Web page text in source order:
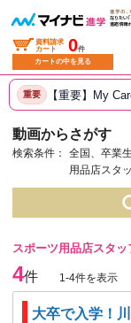
資料請求
カート
0件
カートの中を見る
重要 【重要】My
動画からさがす
検索条件：
全国、卒業
用品店スタ
スポーツ用品店スタ
4件 1-4件を表示
大卒で入学！